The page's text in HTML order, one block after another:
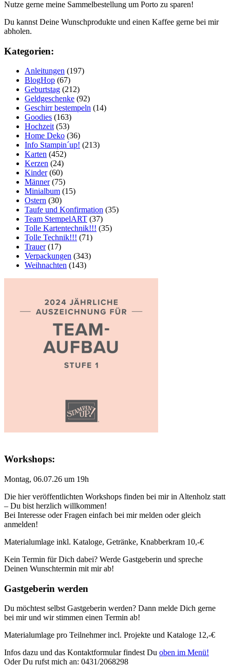
Nutze gerne meine Sammelbestellung um Porto zu sparen!
Du kannst Deine Wunschprodukte und einen Kaffee gerne bei mir
abholen.
Kategorien:
Anleitungen (197)
BlogHop (67)
Geburtstag (212)
Geldgeschenke (92)
Geschirr bestempeln (14)
Goodies (163)
Hochzeit(53)
Home Deko (36)
Info Stampin´up! (213)
Karten (452)
Kerzen (24)
Kinder(60)
Männer(75)
Minialbum (15)
Ostern (30)
Taufe und Konfirmation (35)
Team StempelART (37)
Tolle Kartentechnik!!! (35)
Tolle Technik!!! (71)
Trauer(17)
Verpackungen (343)
Weihnachten (143)
Workshops:
Montag, 06.07.26 um 19h
Die hier veröffentlichten Workshops finden bei mir in Altenholz statt
– Du bist herzlich willkommen!
Bei Interesse oder Fragen einfach bei mir melden oder gleich
anmelden!
Materialumlage inkl. Kataloge, Getränke, Knabberkram 10,-€
Kein Termin für Dich dabei? Werde Gastgeberin und spreche
Deinen Wunschtermin mit mir ab!
Gastgeberin werden
Du möchtest selbst Gastgeberin werden? Dann melde Dich gerne
bei mir und wir stimmen einen Termin ab!
Materialumlage pro Teilnehmer incl. Projekte und Kataloge 12,-€
Infos dazu und das Kontaktformular findest Du oben im Menü!
Oder Du rufst mich an: 0431/2068298